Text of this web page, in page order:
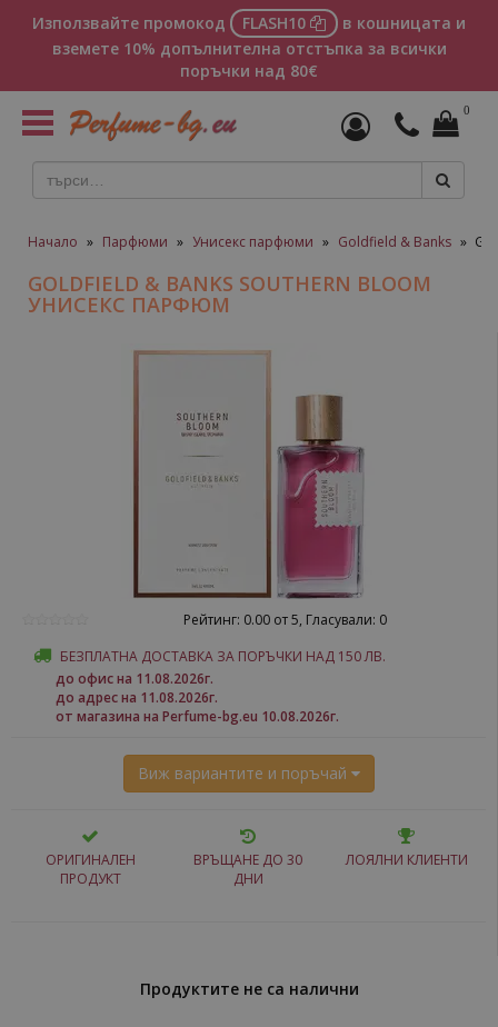
Използвайте промокод FLASH10
в кошницата и
вземете 10% допълнителна отстъпка за всички
поръчки над 80€
Toggle
navigation
0
Начало » Парфюми » Унисекс парфюми » Goldfield & Banks »
GOLDFIELD & BANKS SOUTHERN BLOOM
УНИСЕКС ПАРФЮМ
Рейтинг: 0.00 от 5, Гласували: 0
БЕЗПЛАТНА ДОСТАВКА ЗА ПОРЪЧКИ НАД 150 ЛВ.
до офис на 11.08.2026г.
до адрес на 11.08.2026г.
от магазина на Perfume-bg.eu 10.08.2026г.
Виж вариантите и поръчай
ОРИГИНАЛЕН
ПРОДУКТ
ВРЪЩАНЕ ДО 30
ДНИ
ЛОЯЛНИ КЛИЕНТИ
Продуктите не са налични